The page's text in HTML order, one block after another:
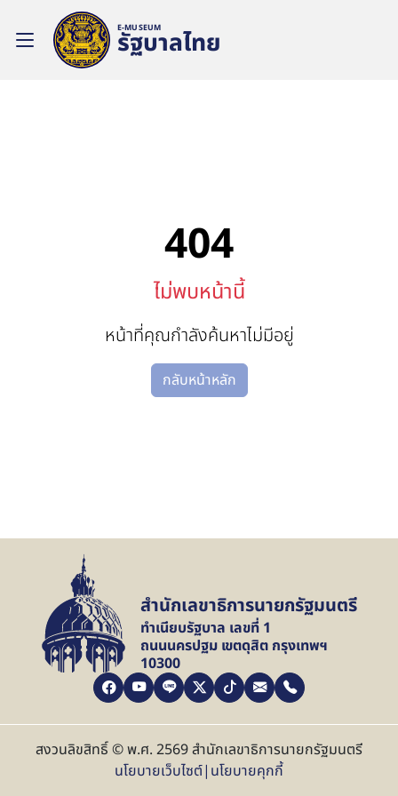
รัฐบาลไทย
E-MUSEUM
404
ไม่พบหน้านี้
หน้าที่คุณกำลังค้นหาไม่มีอยู่
กลับหน้าหลัก
สำนักเลขาธิการนายกรัฐมนตรี
ทำเนียบรัฐบาล เลขที่ 1
ถนนนครปฐม เขตดุสิต กรุงเทพฯ
10300
สงวนลิขสิทธิ์ © พ.ศ. 2569 สำนักเลขาธิการนายกรัฐมนตรี
นโยบายเว็บไซต์| นโยบายคุกกี้